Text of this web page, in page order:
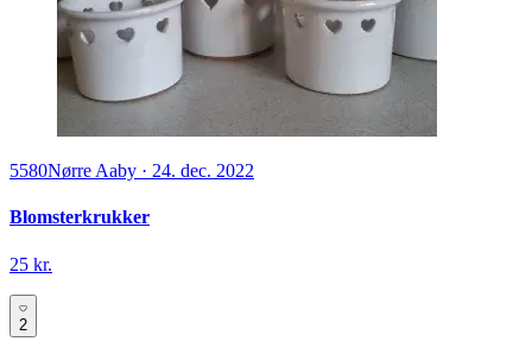
5580Nørre Aaby · 24. dec. 2022
Blomsterkrukker
25 kr.
2